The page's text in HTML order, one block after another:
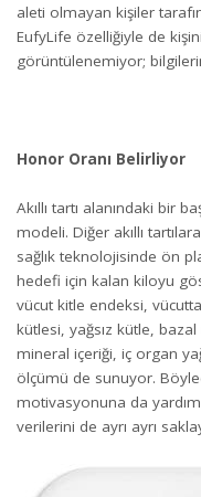
aleti olmayan kişiler
EufyLife özelliğiyle de
görüntülenemiyor;
Honor Oranı Belirliyor
Akıllı tartı alanındaki bir
modeli. Diğer akıllı
sağlık teknolojisinde ön
hedefi için kalan kiloyu
vücut kitle endeksi,
kütlesi, yağsız kütle,
mineral içeriği, iç organ
ölçümü de sunuyor.
motivasyonuna da
verilerini de ayrı ayrı